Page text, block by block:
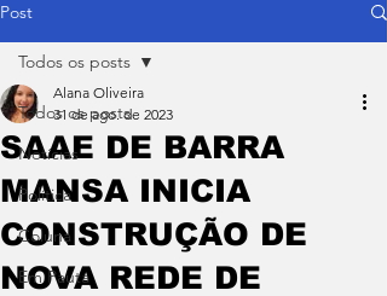
Post
Todos os posts
Notícias
Política
Coluna
Em Pauta
Todos os posts
SAAE DE BARRA
MANSA INICIA
CONSTRUÇÃO DE
NOVA REDE DE
Alana Oliveira
31 de ago. de 2023